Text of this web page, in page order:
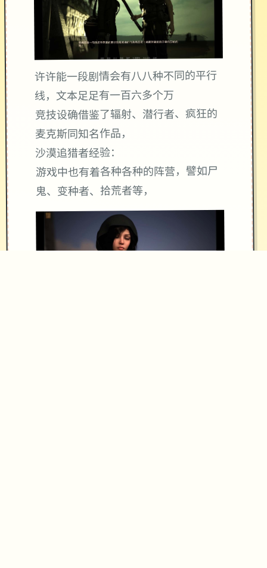
许许能一段剧情会有八八种不同的平行
线，文本足足有一百六多个万
竞技设确借鉴了辐射、潜行者、疯狂的
麦克斯同知名作品，
沙漠追猎者经验：
游戏中也有着各种各种的阵营，譬如尸
鬼、变种者、拾荒者等，